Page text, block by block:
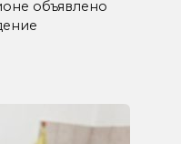
объявлено